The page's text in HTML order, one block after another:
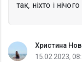
так, ніхто і
Христина
15.02.2023,